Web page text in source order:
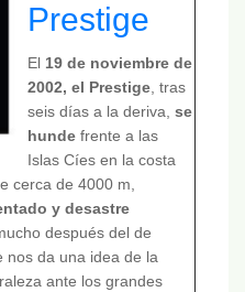
Prestige
El 19 de noviembre de
2002, el Prestige, tras
seis días a la deriva, se
hunde frente a las
Islas Cíes en la costa
cerca de 4000 m,
y desastre
después del de
nos da una idea de la
ante los grandes